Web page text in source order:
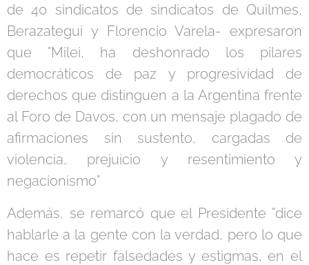
de 40 sindicatos de sindicatos de Quilmes,
Berazategui y Florencio Varela- expresaron
que "Milei, ha deshonrado los pilares
democráticos de paz y progresividad de
derechos que distinguen a la Argentina frente
al Foro de Davos, con un mensaje plagado de
afirmaciones sin sustento, cargadas de
violencia, prejuicio y resentimiento y
negacionismo"
Además, se remarcó que el Presidente "dice
hablarle a la gente con la verdad, pero lo que
hace es repetir falsedades y estigmas, en el